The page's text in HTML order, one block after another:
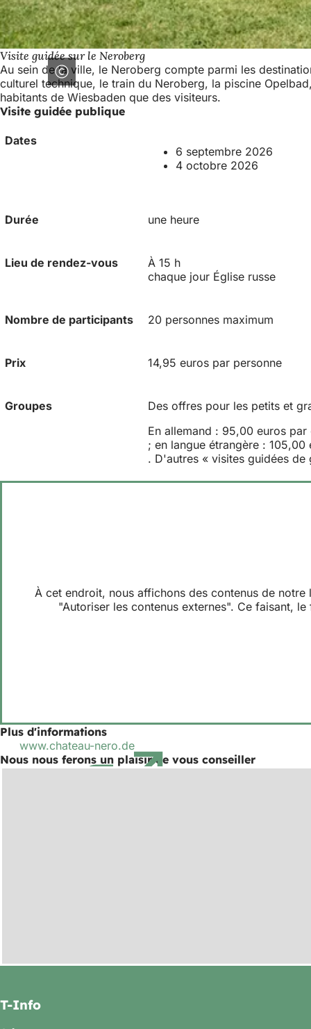
Visite guidée sur le Neroberg
Au sein de la ville, le Neroberg compte parmi les
culturel technique, le train du Neroberg, la piscine
habitants de Wiesbaden que des visiteurs.
Visite guidée publique
Dates
6 septembre 2026
4 octobre 2026
Durée une heure
Lieu de rendez-vous
À 15 h
chaque jour Église russe
Nombre de participants 20 personnes maximum
Prix 14,95 euros par personne
Groupes
Des offres pour les petits et
En allemand : 95,00 euros par
; en langue étrangère :
. D'autres « visites guidées
À cet endroit, nous affichons des contenus de
"Autoriser les contenus externes". Ce faisant,
Plus d'informations
www.chateau-nero.de
dans
un
Nous nous ferons un plaisir de vous conseiller
T-Info